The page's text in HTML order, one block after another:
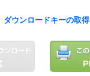
ダウンロードキーの取得